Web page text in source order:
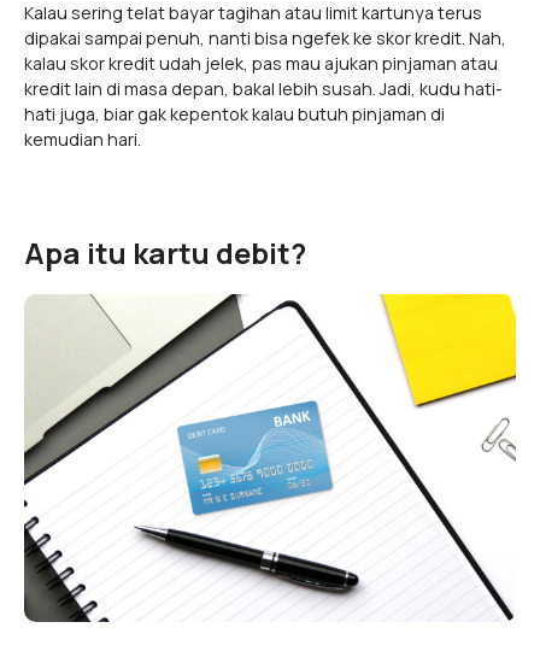
Kalau sering telat bayar tagihan atau limit kartunya terus
dipakai sampai penuh, nanti bisa ngefek ke skor kredit. Nah,
kalau skor kredit udah jelek, pas mau ajukan pinjaman atau
kredit lain di masa depan, bakal lebih susah. Jadi, kudu hati-
hati juga, biar gak kepentok kalau butuh pinjaman di
kemudian hari.
Apa itu kartu debit?